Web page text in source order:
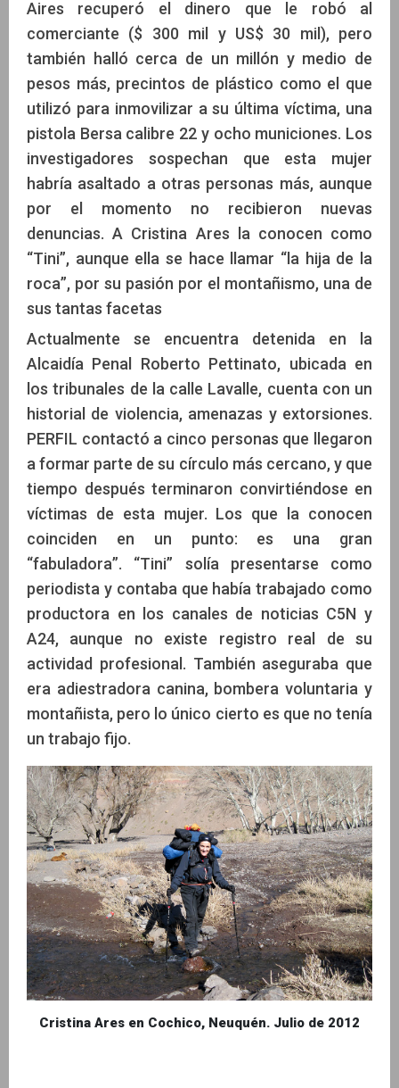
Aires recuperó el dinero que le robó al
comerciante ($ 300 mil y US$ 30 mil), pero
también halló cerca de un millón y medio de
pesos más, precintos de plástico como el que
utilizó para inmovilizar a su última víctima, una
pistola Bersa calibre 22 y ocho municiones. Los
investigadores sospechan que esta mujer
habría asaltado a otras personas más, aunque
por el momento no recibieron nuevas
denuncias. A Cristina Ares la conocen como
“Tini”, aunque ella se hace llamar “la hija de la
roca”, por su pasión por el montañismo, una de
sus tantas facetas
Actualmente se encuentra detenida en la
Alcaidía Penal Roberto Pettinato, ubicada en
los tribunales de la calle Lavalle, cuenta con un
historial de violencia, amenazas y extorsiones.
PERFIL contactó a cinco personas que llegaron
a formar parte de su círculo más cercano, y que
tiempo después terminaron convirtiéndose en
víctimas de esta mujer. Los que la conocen
coinciden en un punto: es una gran
“fabuladora”. “Tini” solía presentarse como
periodista y contaba que había trabajado como
productora en los canales de noticias C5N y
A24, aunque no existe registro real de su
actividad profesional. También aseguraba que
era adiestradora canina, bombera voluntaria y
montañista, pero lo único cierto es que no tenía
un trabajo fijo.
Cristina Ares en Cochico, Neuquén. Julio de 2012